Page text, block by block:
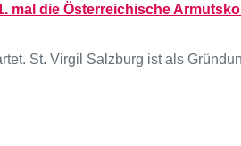
mal die Österreichische
St. Virgil Salzburg ist als